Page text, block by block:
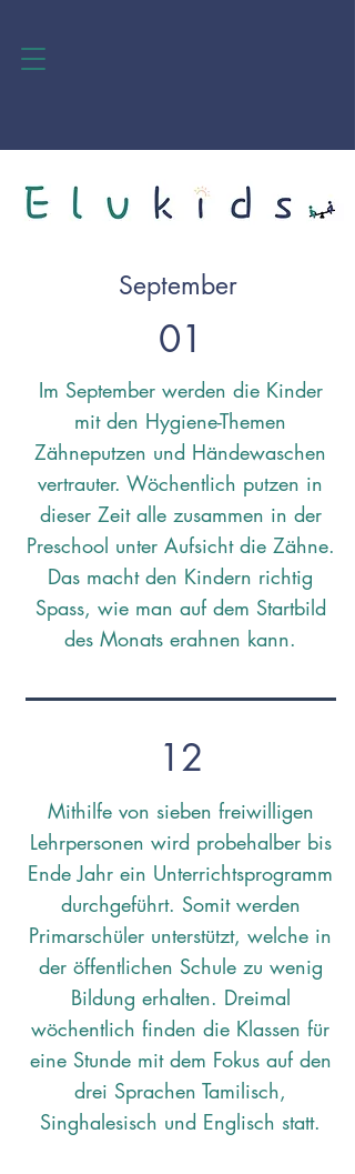
September
01
Im September werden die Kinder
mit den Hygiene-Themen
Zähneputzen und Händewaschen
vertrauter. Wöchentlich putzen in
dieser Zeit alle zusammen in der
Preschool unter Aufsicht die Zähne.
Das macht den Kindern richtig
Spass, wie man auf dem Startbild
des Monats erahnen kann.
12
Mithilfe von sieben freiwilligen
Lehrpersonen wird probehalber bis
Ende Jahr ein Unterrichtsprogramm
durchgeführt. Somit werden
Primarschüler unterstützt, welche in
der öffentlichen Schule zu wenig
Bildung erhalten. Dreimal
wöchentlich finden die Klassen für
eine Stunde mit dem Fokus auf den
drei Sprachen Tamilisch,
Singhalesisch und Englisch statt.